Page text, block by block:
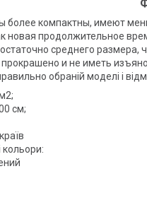
более компактны, имеют
новая продолжительное
среднего размера,
и не иметь
обраній моделі і
см;
кольори: